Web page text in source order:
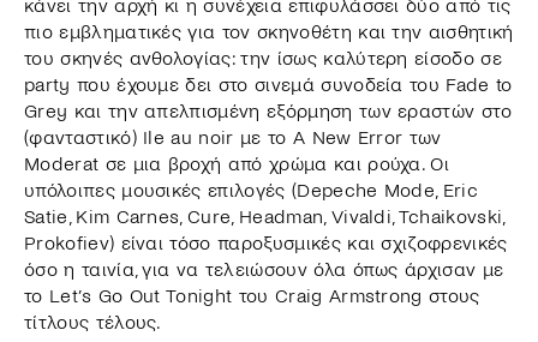
κάνει την αρχή κι η συνέχεια επιφυλάσσει δύο από τις
πιο εμβληματικές για τον σκηνοθέτη και την αισθητική
του σκηνές ανθολογίας: την ίσως καλύτερη είσοδο σε
party που έχουμε δει στο σινεμά συνοδεία του Fade to
Grey και την απελπισμένη εξόρμηση των εραστών στo
(φανταστικό) Ile au noir με το A New Error των
Moderat σε μια βροχή από χρώμα και ρούχα. Οι
υπόλοιπες μουσικές επιλογές (Depeche Mode, Eric
Satie, Kim Carnes, Cure, Headman, Vivaldi, Tchaikovski,
Prokofiev) είναι τόσο παροξυσμικές και σχιζοφρενικές
όσο η ταινία, για να τελειώσουν όλα όπως άρχισαν με
το Let’s Go Out Tonight του Craig Armstrong στους
τίτλους τέλους.